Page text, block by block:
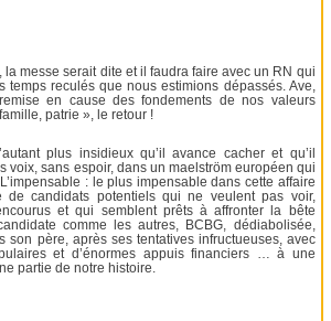
messe serait dite et il faudra faire avec un RN qui
temps reculés que nous estimions dépassés. Ave,
en cause des fondements de nos valeurs
patrie », le retour !
plus insidieux qu’il avance cacher et qu’il
voix, sans espoir, dans un maelström européen qui
: le plus impensable dans cette affaire
de candidats potentiels qui ne veulent pas voir,
et qui semblent prêts à affronter la bête
comme les autres, BCBG, dédiabolisée,
son père, après ses tentatives infructueuses, avec
et d’énormes appuis financiers … à une
partie de notre histoire.